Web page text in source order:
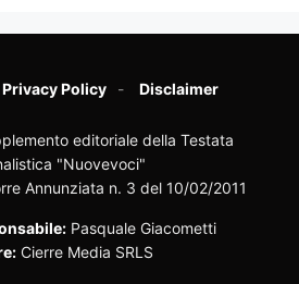
Privacy Policy Disclaimer
editoriale della Testata
"Nuovevoci"
Annunziata n. 3 del 10/02/2011
Pasquale Giacometti
Cierre Media SRLS